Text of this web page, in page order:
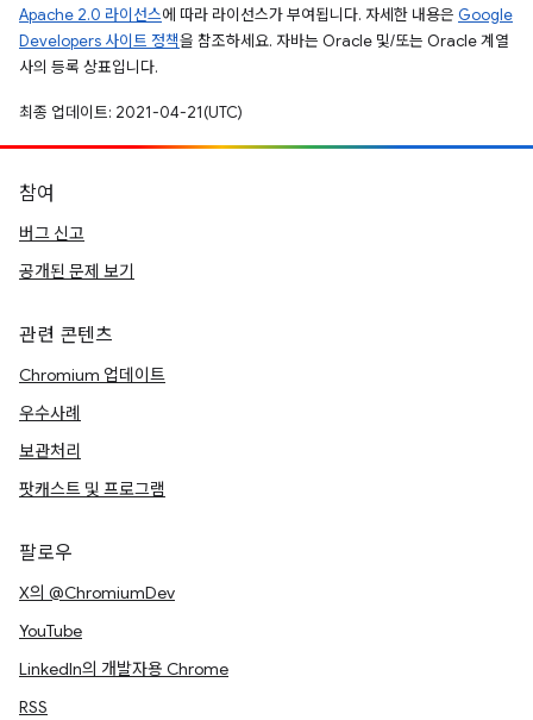
Apache 2.0 라이선스에 따라 라이선스가 부여됩니다. 자세한 내용은 Google
Developers 사이트 정책을 참조하세요. 자바는 Oracle 및/또는 Oracle 계열
사의 등록 상표입니다.
최종 업데이트: 2021-04-21(UTC)
참여
버그 신고
공개된 문제 보기
관련 콘텐츠
Chromium 업데이트
우수사례
보관처리
팟캐스트 및 프로그램
팔로우
X의 @ChromiumDev
YouTube
LinkedIn의 개발자용 Chrome
RSS